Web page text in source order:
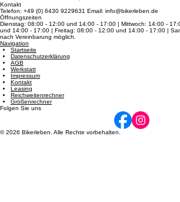
Kontakt & Anfahrt
Standort
Bikerleben Brückenstraße 14, 65623 Hahnstätten
Kontakt
Telefon: +49 (0) 6430 9229631 Email: info@bikerleben.de
Öffnungszeiten
Dienstag: 08:00 - 12:00 und 14:00 - 17:00 | Mittwoch: 14:00 -
und 14:00 - 17:00 | Freitag: 08:00 - 12:00 und 14:00 - 17:00 |
nach Vereinbarung möglich.
Navigation
Startseite
Datenschutzerklärung
AGB
Werkstatt
Impressum
Kontakt
Leasing